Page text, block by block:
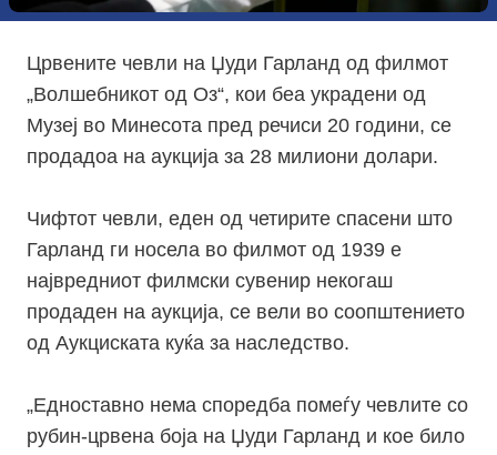
Црвените чевли на Џуди Гарланд од филмот
„Волшебникот од Оз“, кои беа украдени од
Музеј во Минесота пред речиси 20 години, се
продадоа на аукција за 28 милиони долари.
Чифтот чевли, еден од четирите спасени што
Гарланд ги носела во филмот од 1939 е
највредниот филмски сувенир некогаш
продаден на аукција, се вели во соопштението
од Аукциската куќа за наследство.
„Едноставно нема споредба помеѓу чевлите со
рубин-црвена боја на Џуди Гарланд и кое било